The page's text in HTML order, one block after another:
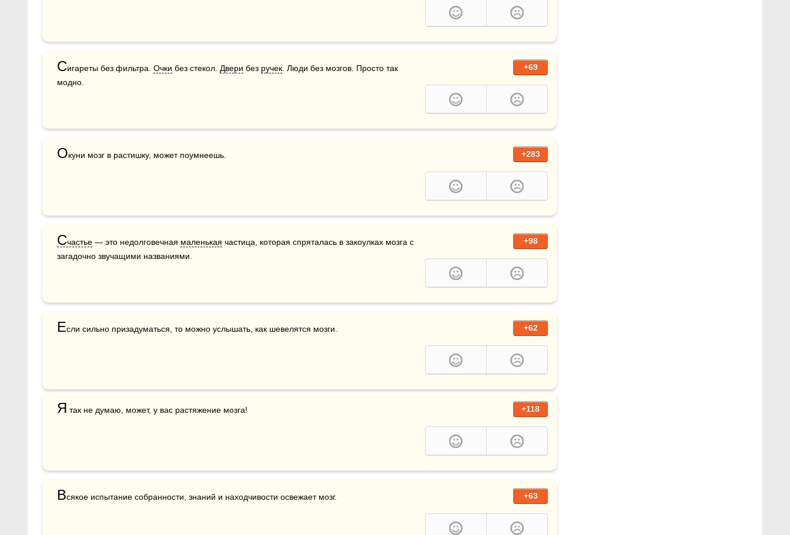
+69
Сигареты без фильтра. Очки без стекол. Двери без ручек . Люди без мозгов. Просто так
модно.
+283
Окуни мозг в растишку, может поумнеешь.
+98
Счастье — это недолговечная маленькая частица, которая спряталась в закоулках мозга с
загадочно звучащими названиями.
+62
Если сильно призадуматься, то можно услышать, как шевелятся мозги.
+118
Я
+63
Всякое испытание собранности, знаний и находчивости освежает мозг.